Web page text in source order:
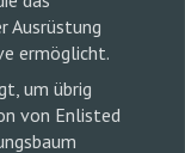
Ausrüstung
ermöglicht.
um übrig
von Enlisted